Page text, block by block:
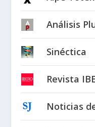
Análisis
Sinéctica
Revista
Noticias